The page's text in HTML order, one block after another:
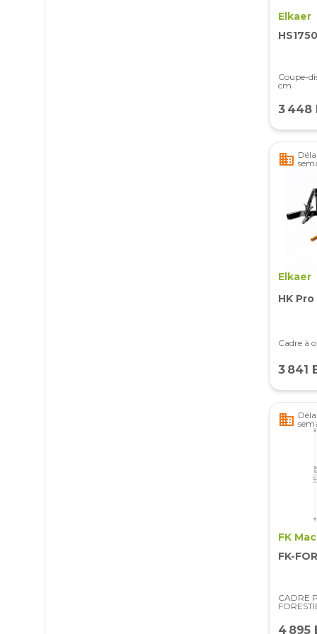
Elkaer
HS1750
Coupe-
cm
3 448
business
Elkaer
HK Pro
Cadre à
3 841
business
FK
FK-
CADRE
4 895